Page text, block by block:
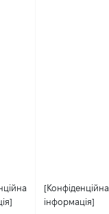
[Конфіденційна
інформація]